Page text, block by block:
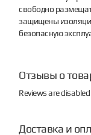
свободно
защищены
безопасную
Отзывы о
Reviews are disabled
Доставка и